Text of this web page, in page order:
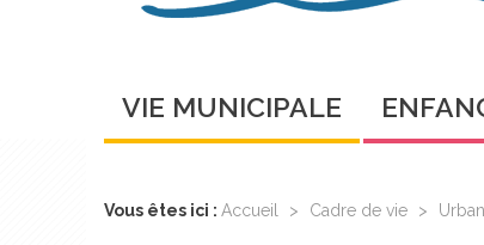
VIE MUNICIPALE
Vous êtes ici : Accueil > Cadre de vie >